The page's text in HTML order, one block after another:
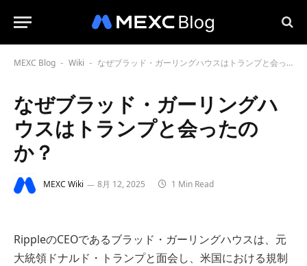
MEXC Blog - Wiki - なぜブラッド・ガーリングハウスはトランプと会ったのか？
なぜブラッド・ガーリングハ
ウスはトランプと会ったの
か？
MEXC Wiki 8月 12, 2025 1 Min Read
RippleのCEOであるブラッド・ガーリングハウスは、元
大統領ドナルド・トランプと面会し、米国における規制